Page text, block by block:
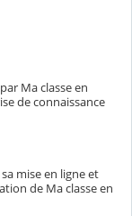
Ma classe en
de connaissance
mise en ligne et
de Ma classe en